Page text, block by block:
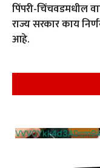
पिंपरी-चिंचवडमधील
राज्य सरकार काय
आहे.